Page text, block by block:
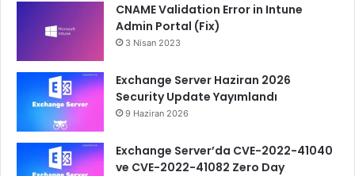
CNAME Validation Error in Intune
Admin Portal (Fix)
3 Nisan 2023
Exchange Server Haziran 2026
Security Update Yayımlandı
9 Haziran 2026
Exchange Server’da CVE-2022-41040
ve CVE-2022-41082 Zero Day